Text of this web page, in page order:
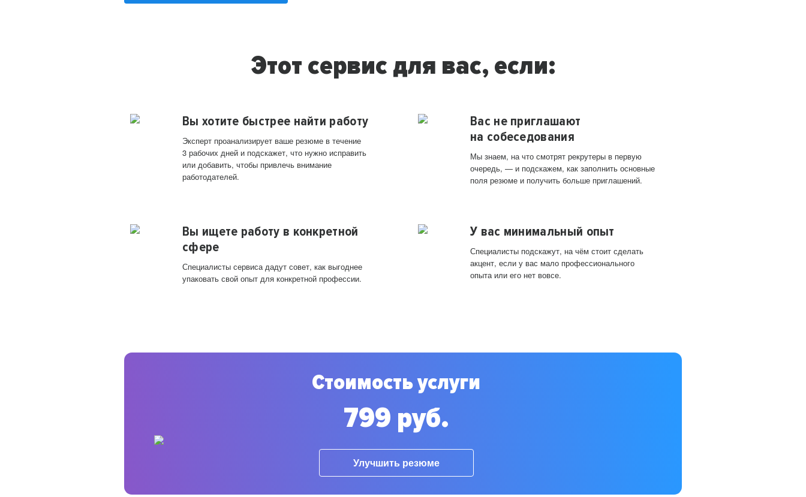
Этот сервис для вас, если:
Вы хотите быстрее найти работу
Эксперт проанализирует ваше резюме в течение
3 рабочих дней и подскажет, что нужно исправить
или добавить, чтобы привлечь внимание
работодателей.
Вас не приглашают
на собеседования
Мы знаем, на что смотрят рекрутеры в первую
очередь, — и подскажем, как заполнить основные
поля резюме и получить больше приглашений.
Вы ищете работу в конкретной
сфере
Специалисты сервиса дадут совет, как выгоднее
упаковать свой опыт для конкретной профессии.
У вас минимальный опыт
Специалисты подскажут, на чём стоит сделать
акцент, если у вас мало профессионального
опыта или его нет вовсе.
Стоимость услуги
799 руб.
Улучшить резюме